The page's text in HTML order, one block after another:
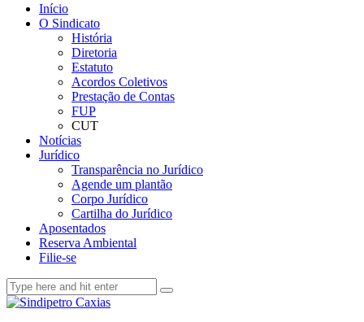
Início
O Sindicato
História
Diretoria
Estatuto
Acordos Coletivos
Prestação de Contas
FUP
CUT
Notícias
Jurídico
Transparência no Jurídico
Agende um plantão
Corpo Jurídico
Cartilha do Jurídico
Aposentados
Reserva Ambiental
Filie-se